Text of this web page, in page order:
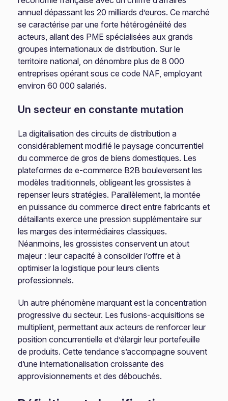
annuel dépassant les 20 milliards d’euros. Ce marché
se caractérise par une forte hétérogénéité des
acteurs, allant des PME spécialisées aux grands
groupes internationaux de distribution. Sur le
territoire national, on dénombre plus de 8 000
entreprises opérant sous ce code NAF, employant
environ 60 000 salariés.
Un secteur en constante mutation
La digitalisation des circuits de distribution a
considérablement modifié le paysage concurrentiel
du commerce de gros de biens domestiques. Les
plateformes de e-commerce B2B bouleversent les
modèles traditionnels, obligeant les grossistes à
repenser leurs stratégies. Parallèlement, la montée
en puissance du commerce direct entre fabricants et
détaillants exerce une pression supplémentaire sur
les marges des intermédiaires classiques.
Néanmoins, les grossistes conservent un atout
majeur : leur capacité à consolider l’offre et à
optimiser la logistique pour leurs clients
professionnels.
Un autre phénomène marquant est la concentration
progressive du secteur. Les fusions-acquisitions se
multiplient, permettant aux acteurs de renforcer leur
position concurrentielle et d’élargir leur portefeuille
de produits. Cette tendance s’accompagne souvent
d’une internationalisation croissante des
approvisionnements et des débouchés.